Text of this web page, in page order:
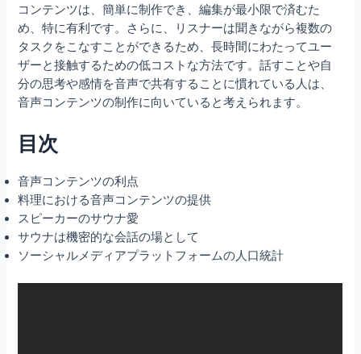
コンテンツは、簡単に制作でき、編集が最小限で済むた
め、特に有利です。さらに、リスナーは聞きながら複数の
タスクをこなすことができるため、長時間にわたってユー
ザーと接触するための低コストな方法です。話すことや自
分の思考や感情を音声で共有することに慣れている人は、
音声コンテンツの制作に向いていると考えられます。
目次
音声コンテンツの利点
料理における音声コンテンツの提供
スピーカーのサウナ愛
サウナは機密的な会話の場として
ソーシャルメディアプラットフォームの人口統計